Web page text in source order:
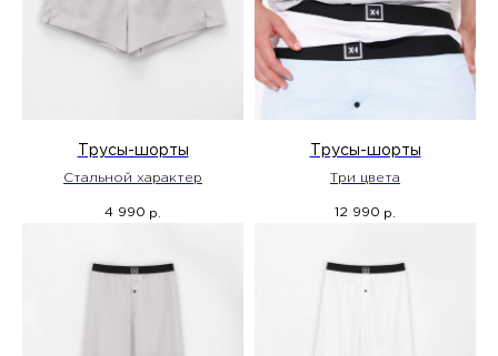
Трусы-шорты
Стальной характер
4 990 р.
Трусы-шорты
Три цвета
12 990 р.